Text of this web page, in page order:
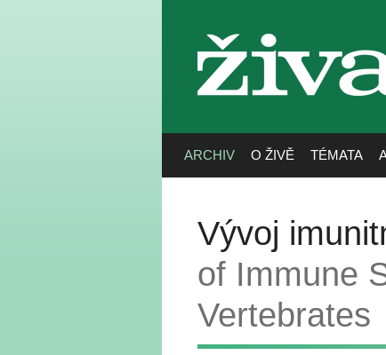
živa
ARCHIV O ŽIVĚ TÉMATA
Vývoj
of Immune
Vertebrates